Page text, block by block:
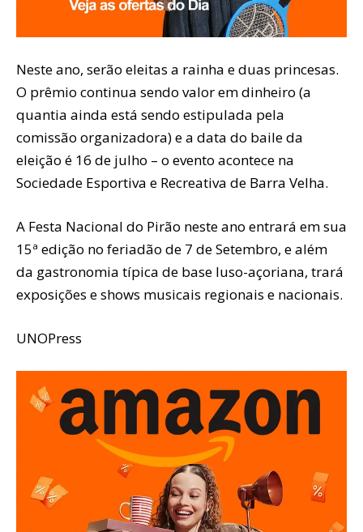
Neste ano, serão eleitas a rainha e duas princesas.
O prêmio continua sendo valor em dinheiro (a
quantia ainda está sendo estipulada pela
comissão organizadora) e a data do baile da
eleição é 16 de julho – o evento acontece na
Sociedade Esportiva e Recreativa de Barra Velha.
A Festa Nacional do Pirão neste ano entrará em sua
15ª edição no feriadão de 7 de Setembro, e além
da gastronomia típica de base luso-açoriana, trará
exposições e shows musicais regionais e nacionais.
UNOPress